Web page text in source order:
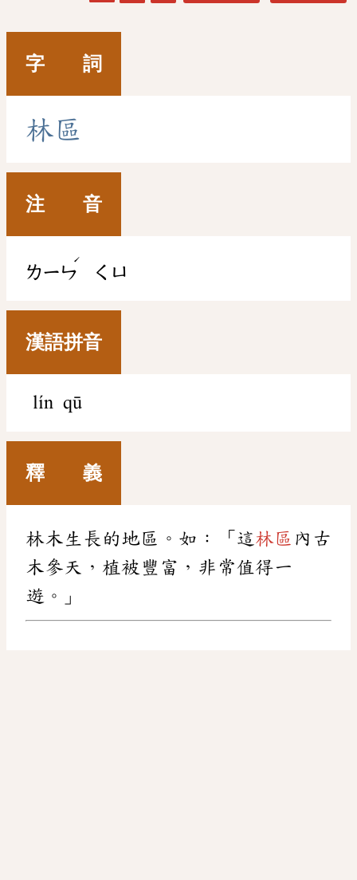
字 詞
林區
注 音
ㄌㄧㄣ
ˊ
ㄑㄩ
漢語拼音
lín qū
釋 義
林木生長的地區。如：「這林區 內古
木參天，植被豐富，非常值得一
遊。」